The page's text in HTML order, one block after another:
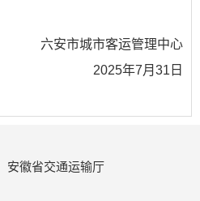
六安市城市客运管理中心
2025年7月31日
安徽省交通运输厅